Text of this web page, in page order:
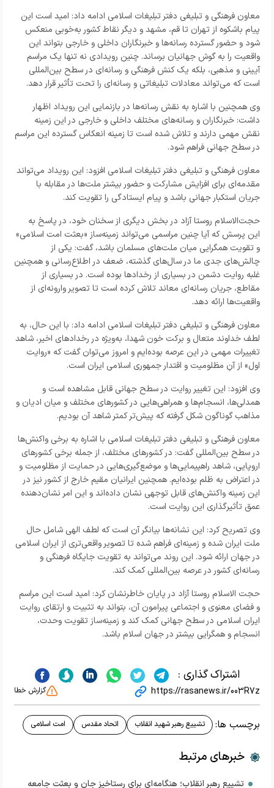
معاون فرهنگی و تبلیغی دفتر تبلیغات اسلامی ادامه داد: امید است این
پیام باشکوه از تهران تا قم، مشهد و دیگر نقاط کشور به‌خوبی منعکس
شود و حضور گسترده رسانه‌ها و خبرنگاران داخلی و خارجی بتواند این
واقعیت را به گوش جهانیان برساند. چنین رویدادی نه تنها یک مراسم
آیینی و مذهبی، بلکه یک کنش فرهنگی و رسانه‌ای در سطح بین‌المللی
است که می‌تواند معادلات تبلیغاتی و رسانه‌ای را تحت تأثیر قرار دهد.
وی همچنین با اشاره به نقش رسانه‌ها در بازنمایی این رویداد اظهار
داشت: خبرنگاران و رسانه‌های مختلف داخلی و خارجی در این زمینه
نقش مهمی دارند و تلاش شده است تا زمینه انعکاس گسترده این مراسم
در سطح جهانی فراهم شود.
معاون فرهنگی و تبلیغی دفتر تبلیغات اسلامی افزود: این رویداد می‌تواند
مقدمه‌ای برای افزایش مشارکت و حضور بیشتر ملت‌ها در مقابله با
جریان استکبار جهانی باشد و پیام ایستادگی را تقویت کند.
حجت‌الاسلام روستا آزاد در بخش دیگری از سخنان خود، در پاسخ به
این پرسش که آیا چنین مراسمی می‌تواند زمینه‌ساز «بعثت امت اسلامی»
و تقویت همگرایی میان ملت‌های مسلمان باشد، گفت: یکی از
چالش‌های جدی ما در سال‌های گذشته، ضعف در اطلاع‌رسانی و همچنین
غلبه روایت دشمن در بسیاری از رخدادها بوده است. در بسیاری از
مقاطع، جریان رسانه‌ای معاند تلاش کرده است تا تصویر وارونه‌ای از
واقعیت‌ها ارائه دهد.
معاون فرهنگی و تبلیغی دفتر تبلیغات اسلامی ادامه داد: با این حال، به
لطف خداوند متعال و برکت خون شهدا، به‌ویژه در رخدادهای اخیر، شاهد
تغییرات مهمی در این عرصه بوده‌ایم و امروز می‌توان گفت که «روایت
اول» از آنِ مظلومیت و اقتدار جمهوری اسلامی ایران است.
وی افزود: این تغییر روایت در سطح جهانی قابل مشاهده است و
همدلی‌ها، انسجام‌ها و همراهی‌هایی در کشورهای مختلف و میان ادیان و
مذاهب گوناگون شکل گرفته که پیش‌تر کمتر شاهد آن بودیم.
معاون فرهنگی و تبلیغی دفتر تبلیغات اسلامی با اشاره به برخی واکنش‌ها
در سطح بین‌المللی گفت: در کشورهای مختلف، از جمله برخی کشورهای
اروپایی، شاهد راهپیمایی‌ها و موضع‌گیری‌هایی در حمایت از مظلومیت و
در اعتراض به ظلم بوده‌ایم. همچنین ایرانیان مقیم خارج از کشور نیز در
این زمینه واکنش‌های قابل توجهی نشان داده‌اند و این امر نشان‌دهنده
عمق تأثیرگذاری این روایت است.
وی تصریح کرد: این نشانه‌ها بیانگر آن است که لطف الهی شامل حال
ملت ایران شده و زمینه‌ای فراهم شده تا تصویر واقعی‌تری از ایران اسلامی
در جهان ارائه شود. این روند می‌تواند به تقویت جایگاه فرهنگی و
رسانه‌ای کشور در عرصه بین‌المللی کمک کند.
حجت الاسلام روستا آزاد در پایان خاطرنشان کرد: امید است این مراسم
و فضای معنوی و اجتماعی پیرامون آن، بتواند به تثبیت و ارتقای روایت
ایران اسلامی در سطح جهانی کمک کند و زمینه‌ساز تقویت وحدت،
انسجام و همگرایی بیشتر در جهان اسلام باشد.
اشتراک گذاری :
https://rasanews.ir/003R7z گزارش خطا
برچسب ها: تشییع رهبر شهید انقلاب اتحاد مقدس امت اسلامی
خبرهای مرتبط
تشییع رهبر انقلاب؛ هنگامه‌ای برای رستاخیز جان و بعثت جامعه